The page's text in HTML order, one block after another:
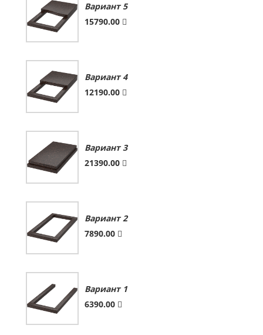
Вариант 5
15790.00
Вариант 4
12190.00
Вариант 3
21390.00
Вариант 2
7890.00
Вариант 1
6390.00